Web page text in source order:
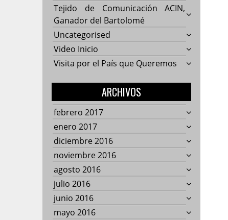
Tejido de Comunicación ACIN,
Ganador del Bartolomé
Uncategorised
Video Inicio
Visita por el País que Queremos
ARCHIVOS
febrero 2017
enero 2017
diciembre 2016
noviembre 2016
agosto 2016
julio 2016
junio 2016
mayo 2016